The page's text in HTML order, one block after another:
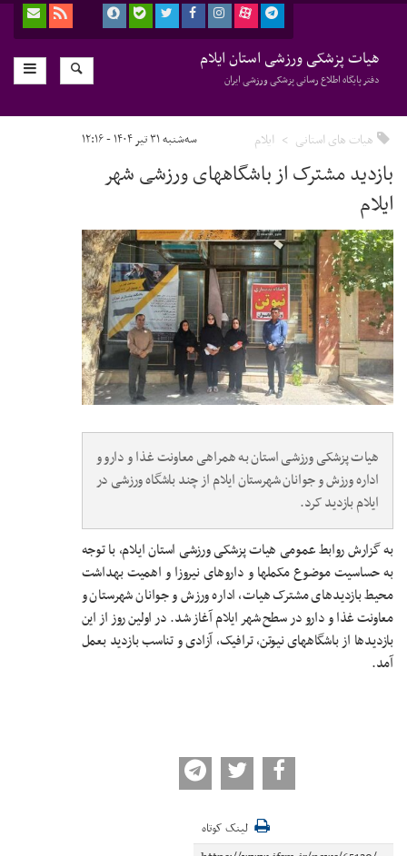
هیات پزشکی ورزشی استان ایلام
دفتر پایگاه اطلاع رسانی پزشکی ورزشی ایران
هیات های استانی ایلام سه‌شنبه ۳۱ تیر ۱۴۰۴ - ۱۲:۱۶
بازدید مشترک از باشگاههای ورزشی شهر
ایلام
هیات پزشکی ورزشی استان به همراهی معاونت غذا و دارو و
اداره ورزش و جوانان شهرستان ایلام از چند باشگاه ورزشی در
ایلام بازدید کرد.
به گزارش روابط عمومی هیات پزشکی ورزشی استان ایلام، با توجه
به حساسیت موضوع مکملها و داروهای نیروزا و اهمیت بهداشت
محیط بازدیدهای مشترک هیات، اداره ورزش و جوانان شهرستان و
معاونت غذا و دارو در سطح شهر ایلام آغاز شد. در اولین روز از این
بازدیدها از باشگاههای نیوتن، ترافیک، آزادی و تناسب بازدید بعمل
آمد.
لینک کوتاه